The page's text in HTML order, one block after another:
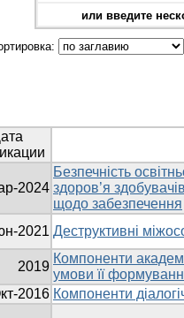
или введите
2024
Безпечність
здоров’я
щодо забезпечення
2021 Деструктивні
2019
Компоненти
умови її
2016 Компоненти